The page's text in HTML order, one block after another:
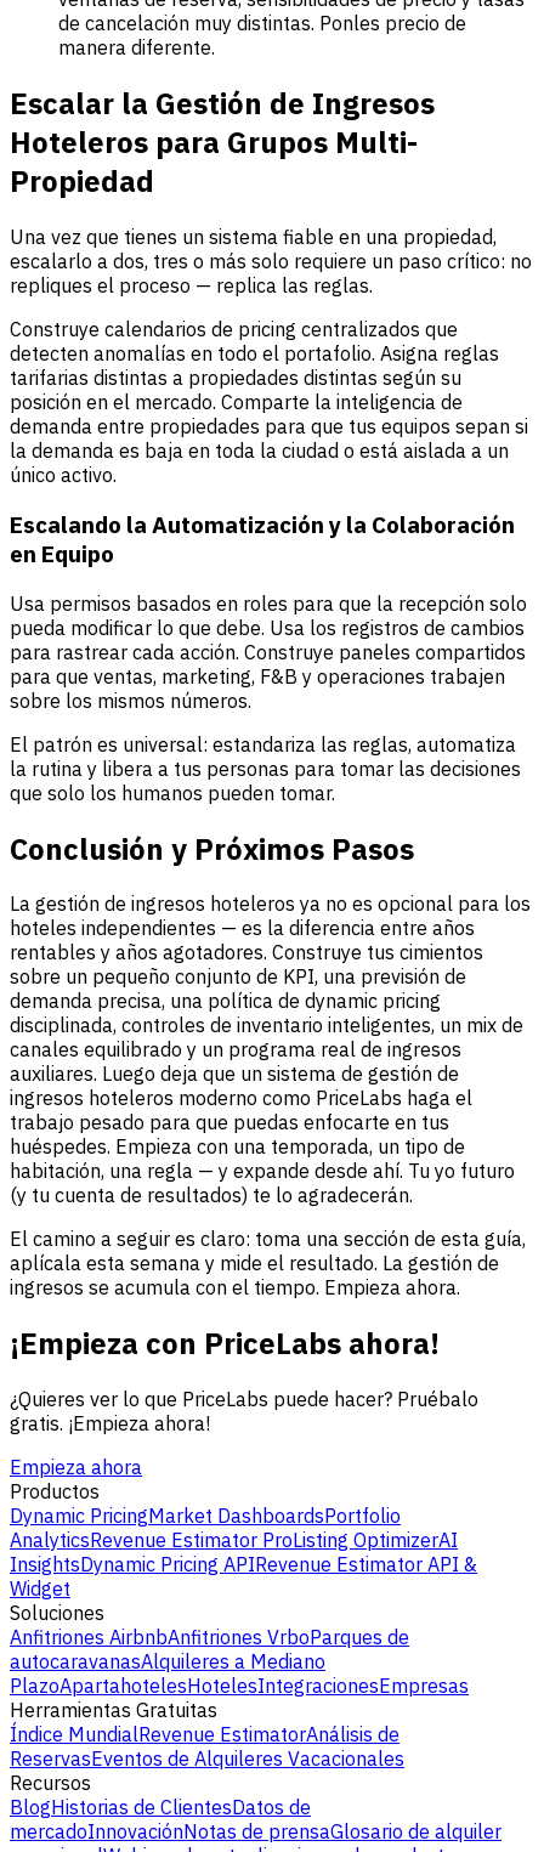
de cancelación muy distintas. Ponles precio de
manera diferente.
Escalar la Gestión de Ingresos
Hoteleros para Grupos Multi-
Propiedad
Una vez que tienes un sistema fiable en una propiedad,
escalarlo a dos, tres o más solo requiere un paso crítico: no
repliques el proceso — replica las reglas.
Construye calendarios de pricing centralizados que
detecten anomalías en todo el portafolio. Asigna reglas
tarifarias distintas a propiedades distintas según su
posición en el mercado. Comparte la inteligencia de
demanda entre propiedades para que tus equipos sepan si
la demanda es baja en toda la ciudad o está aislada a un
único activo.
Escalando la Automatización y la Colaboración
en Equipo
Usa permisos basados en roles para que la recepción solo
pueda modificar lo que debe. Usa los registros de cambios
para rastrear cada acción. Construye paneles compartidos
para que ventas, marketing, F&B y operaciones trabajen
sobre los mismos números.
El patrón es universal: estandariza las reglas, automatiza
la rutina y libera a tus personas para tomar las decisiones
que solo los humanos pueden tomar.
Conclusión y Próximos Pasos
La gestión de ingresos hoteleros ya no es opcional para los
hoteles independientes — es la diferencia entre años
rentables y años agotadores. Construye tus cimientos
sobre un pequeño conjunto de KPI, una previsión de
demanda precisa, una política de dynamic pricing
disciplinada, controles de inventario inteligentes, un mix de
canales equilibrado y un programa real de ingresos
auxiliares. Luego deja que un sistema de gestión de
ingresos hoteleros moderno como PriceLabs haga el
trabajo pesado para que puedas enfocarte en tus
huéspedes. Empieza con una temporada, un tipo de
habitación, una regla — y expande desde ahí. Tu yo futuro
(y tu cuenta de resultados) te lo agradecerán.
El camino a seguir es claro: toma una sección de esta guía,
aplícala esta semana y mide el resultado. La gestión de
ingresos se acumula con el tiempo. Empieza ahora.
¡Empieza con PriceLabs ahora!
¿Quieres ver lo que PriceLabs puede hacer? Pruébalo
gratis. ¡Empieza ahora!
Empieza ahora
Productos
Dynamic PricingMarket DashboardsPortfolio
AnalyticsRevenue Estimator ProListing OptimizerAI
InsightsDynamic Pricing APIRevenue Estimator API &
Widget
Soluciones
Anfitriones AirbnbAnfitriones VrboParques de
autocaravanasAlquileres a Mediano
PlazoApartahotelesHotelesIntegracionesEmpresas
Herramientas Gratuitas
Índice MundialRevenue EstimatorAnálisis de
ReservasEventos de Alquileres Vacacionales
Recursos
BlogHistorias de ClientesDatos de
mercadoInnovaciónNotas de prensaGlosario de alquiler